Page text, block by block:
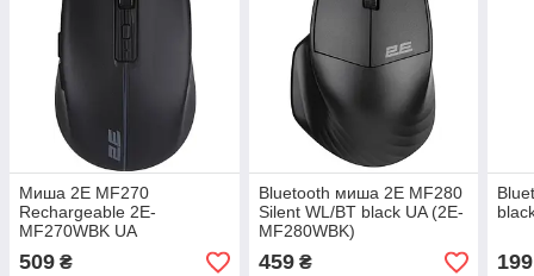
Миша 2E MF270
Rechargeable 2E-
MF270WBK UA
509 ₴
Bluetooth миша 2E MF280
Silent WL/BT black UA (2E-
MF280WBK)
459₴ 199